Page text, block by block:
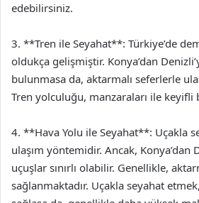
edebilirsiniz.
3. **Tren ile Seyahat**: Türkiye’de
oldukça gelişmiştir. Konya’dan
bulunmasa da, aktarmalı seferlerle
Tren yolculuğu, manzaraları ile keyifli
4. **Hava Yolu ile Seyahat**: Uçakla
ulaşım yöntemidir. Ancak, Konya’dan
uçuşlar sınırlı olabilir. Genellikle,
sağlanmaktadır. Uçakla seyahat